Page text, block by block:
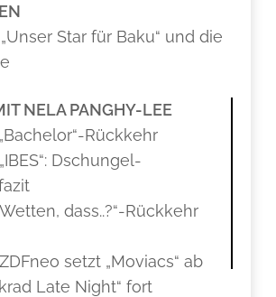
Star für Baku“ und die
NELA PANGHY-LEE
Rückkehr
Dschungel-
dass..?“-Rückkehr
setzt „Moviacs“ ab
Late Night“ fort